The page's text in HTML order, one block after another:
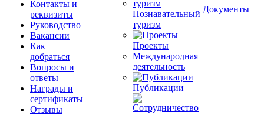
Контакты и
реквизиты
Руководство
Вакансии
Как
добраться
Вопросы и
ответы
Награды и
сертификаты
Отзывы
Познавательный
туризм
Проекты
Международная
деятельность
Публикации
Документы